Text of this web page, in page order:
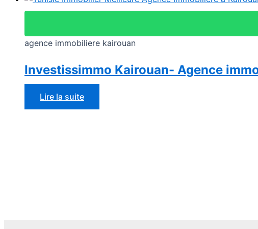
agence immobiliere kairouan
Investissimmo Kairouan- Agence
Lire la suite